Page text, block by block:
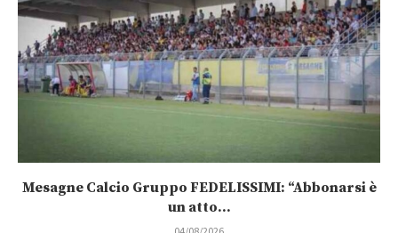
Mesagne Calcio Gruppo FEDELISSIMI: “Abbonarsi è
un atto...